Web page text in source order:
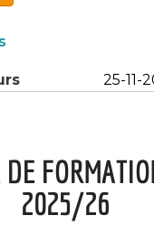
25-11-
2025/26